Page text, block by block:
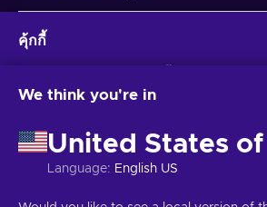
คุ้กกี้
รวบรวมและวิเคราะห์ข้อมูลเกี่ยวกับผู้ใช้เว็บ
บุคคลของคุณอาจถูกนำไปใช้เพื่อปรับแต่งโฆษ
การคลิก 'ยอมรับทั้งหมด' หมายความว่าคุณยิ
พันธมิตรใช้เทคโนโลยีเหล่านี้ คุณสามารถปรั
สำหรับข้อมูลเพิ่มเติมเกี่ยวกับวิธีที่ Google ใ
We think you're in
United States
Language: English US